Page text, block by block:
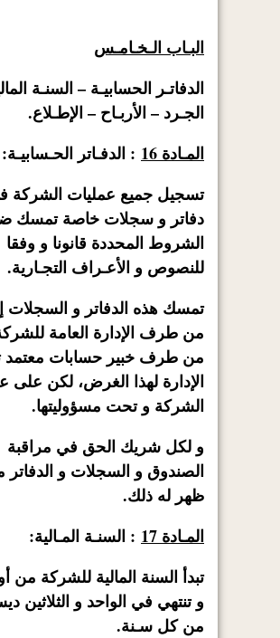
البـاب الـخـامـس
الدفاتـر الحسابيـة – السنـة
الجـرد – الأربـاح – الإطـلاع.
المـادة 16
: الدفـاتر الحـسابيـة:
تسجيل جميع عمليات الشركة
دفاتر و سجلات خاصة تمسك
الشروط المحددة قانونا و وفقا
للنصوص و الأعـراف التجـارية.
تمسك هذه الدفاتر و السجلات
من طرف الإدارة العامة
من طرف خبير حسابات معتمد
الإدارة لهذا الغرض، لكن على
الشركة و تحت مسؤوليتها.
و لكل شريك الحق في مراقبة
الصندوق و السجلات و الدفاتر
ظهر له ذلك.
المـادة 17
: السنـة المـالية:
تبدأ السنة المالية للشركة من
و تنتهي في الواحد و الثلاثين
من كل سـنة.